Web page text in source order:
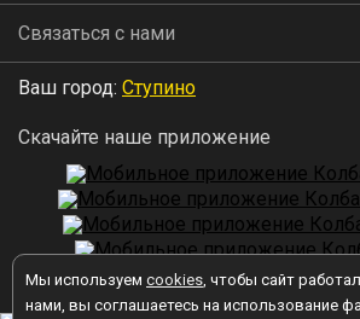
Мы используем cookies, чтобы сайт
нами, вы соглашаетесь на использование
Связаться с нами
Ваш город: Ступино
Скачайте наше приложение
2026 © Колба